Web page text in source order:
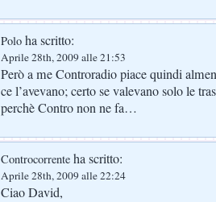
Polo ha scritto:
Aprile 28th, 2009 alle 21:53
Però a me Controradio piace quindi
ce l’avevano; certo se valevano solo le
perchè Contro non ne fa…
Controcorrente ha scritto:
Aprile 28th, 2009 alle 22:24
Ciao David,